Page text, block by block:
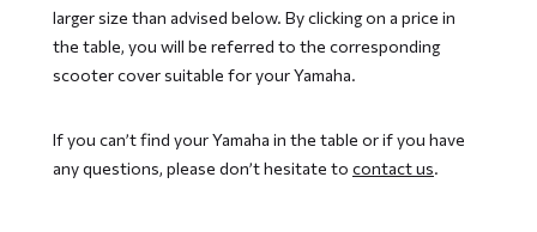
larger size than advised below. By clicking on a price in
the table, you will be referred to the corresponding
scooter cover suitable for your Yamaha.
If you can’t find your Yamaha in the table or if you have
any questions, please don’t hesitate to contact us.